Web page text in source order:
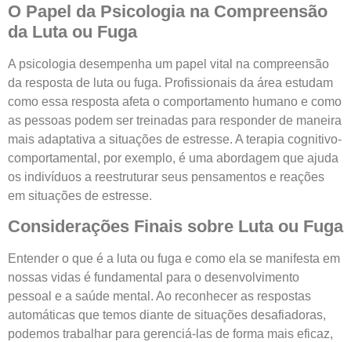
O Papel da Psicologia na Compreensão
da Luta ou Fuga
A psicologia desempenha um papel vital na compreensão
da resposta de luta ou fuga. Profissionais da área estudam
como essa resposta afeta o comportamento humano e como
as pessoas podem ser treinadas para responder de maneira
mais adaptativa a situações de estresse. A terapia cognitivo-
comportamental, por exemplo, é uma abordagem que ajuda
os indivíduos a reestruturar seus pensamentos e reações
em situações de estresse.
Considerações Finais sobre Luta ou Fuga
Entender o que é a luta ou fuga e como ela se manifesta em
nossas vidas é fundamental para o desenvolvimento
pessoal e a saúde mental. Ao reconhecer as respostas
automáticas que temos diante de situações desafiadoras,
podemos trabalhar para gerenciá-las de forma mais eficaz,